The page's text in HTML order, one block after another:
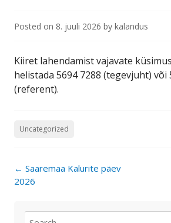
Posted on 8. juuli 2026 by kalandus
Kiiret lahendamist vajavate
helistada 5694 7288 (tegevjuht) või
(referent).
Uncategorized
Post
navigation
← Saaremaa Kalurite päev
2026